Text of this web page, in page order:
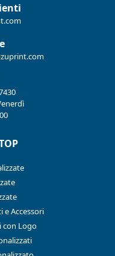
e Accessori
con Logo